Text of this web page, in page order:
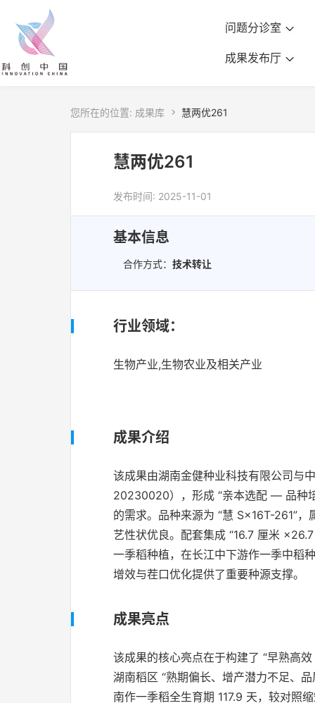
问题分诊室
成果发布厅
您所在的位置: 成果库  慧两优261
慧两优261
发布时间: 2025-11-01
基本信息
合作方式： 技术转让
行业领域：
生物产业,生物农业及相关产业
成果介绍
该成果由湖南金健种业科技有限公司与
20230020），形成 “亲本选配 — 品种
的需求。品种来源为 “慧 S×16T-261”
艺性状优良。配套集成 “16.7 厘米
一季稻种植，在长江中下游作一季中稻
增效与茬口优化提供了重要种源支撑。
成果亮点
该成果的核心亮点在于构建了 “早熟高
湖南稻区 “熟期偏长、增产潜力不足、
南作一季稻全生育期 117.9 天，较对照